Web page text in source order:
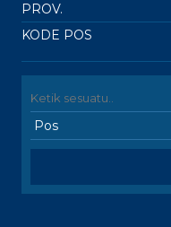
PROV.
KODE POS